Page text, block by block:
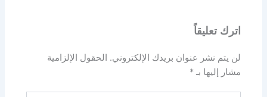
اترك تعليقاً
لن يتم نشر عنوان بريدك الإلكتروني. الحقول الإلزامية
مشار إليها بـ*